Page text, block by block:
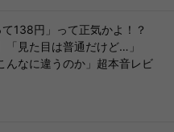
138円」って正気かよ！？
「見た目は普通だけど…」
んなに違うのか」超本音レビ